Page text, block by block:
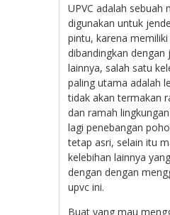
UPVC adalah sebuah
digunakan untuk
pintu, karena
dibandingkan dengan
lainnya, salah satu
paling utama adalah
tidak akan termakan
dan ramah
lagi penebangan
tetap asri, selain itu
kelebihan lainnya
dengan dengan
upvc ini.
Buat yang mau